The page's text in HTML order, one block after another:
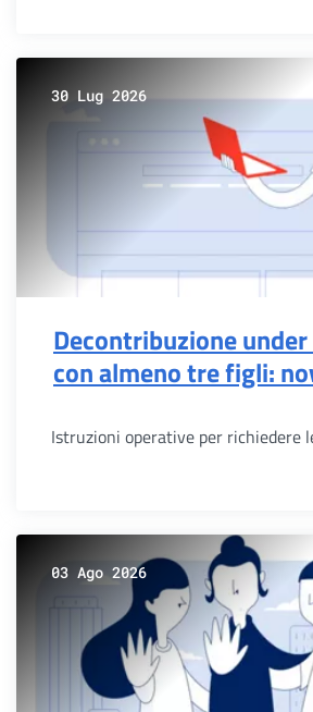
30 Lug 2026
Decontribuzione
con almeno tre figli:
Istruzioni operative per richiedere
03 Ago 2026